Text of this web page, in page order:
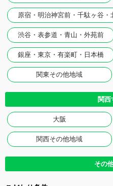
原宿・明治神宮前・千駄ヶ谷・
渋谷・表参道・青山・外苑前
銀座・東京・有楽町・日本橋
関東その他地域
関西
大阪
関西その他地域
その